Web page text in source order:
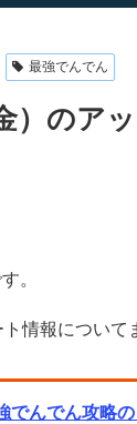
最強でんでん
）のア
。
情報について
でんでん攻略